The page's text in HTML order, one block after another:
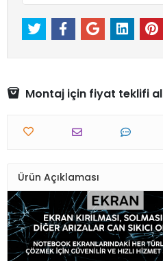
Montaj için fiyat teklifi al
Ürün Açıklaması